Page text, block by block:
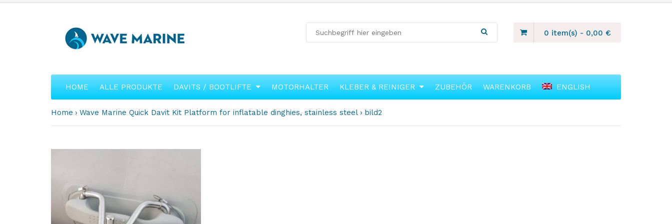
0 item(s) - 0,00 €
HOME ALLE PRODUKTE DAVITS / BOOTLIFTE MOTORHALTER KLEBER & REINIGER ZUBEHÖR WARENKORB ENGLISH
Home Wave Marine Quick Davit Kit Platform for inflatable dinghies, stainless steel bild2